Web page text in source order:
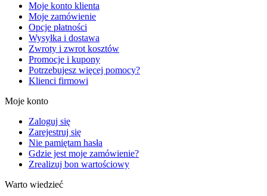
Moje konto klienta
Moje zamówienie
Opcje płatności
Wysyłka i dostawa
Zwroty i zwrot kosztów
Promocje i kupony
Potrzebujesz więcej pomocy?
Klienci firmowi
Moje konto
Zaloguj się
Zarejestruj się
Nie pamiętam hasła
Gdzie jest moje zamówienie?
Zrealizuj bon wartościowy
Warto wiedzieć